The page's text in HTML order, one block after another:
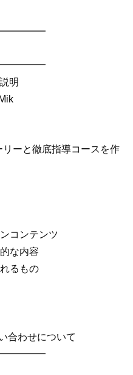
明
ーと徹底指導コースを作
コンテンツ
な内容
るもの
合わせについて